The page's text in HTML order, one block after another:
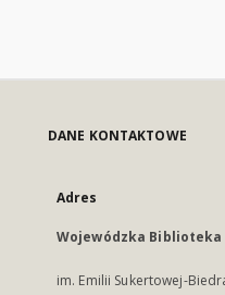
DANE KONTAKTOWE
Adres
Wojewódzka Biblioteka
im. Emilii Sukertowej-